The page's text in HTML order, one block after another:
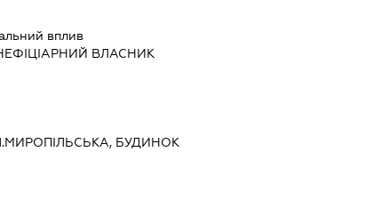
вплив
ВЛАСНИК
БУДИНОК